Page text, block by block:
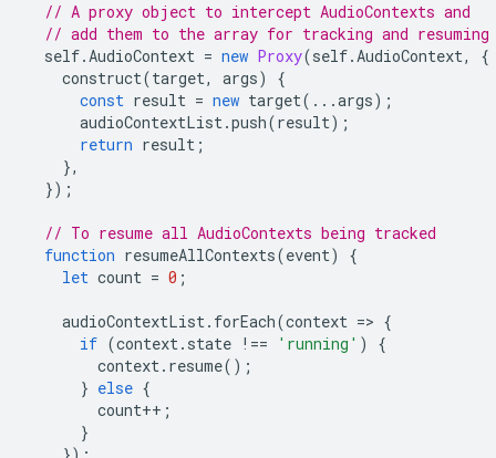
// A proxy object to intercept AudioContexts and
// add them to the array for tracking and
self.AudioContext = new Proxy(self.AudioContext,
{
construct(target, args)
{
const result = new target(...args);
audioContextList.push(result);
return result ;
},
});
// To resume all AudioContexts being tracked
function resumeAllContexts(event)
{
let count = 0 ;
audioContextList. forEach(context => {
if (context. state !== 'running' )
{
context. resume();
} else {
count++ ;
}